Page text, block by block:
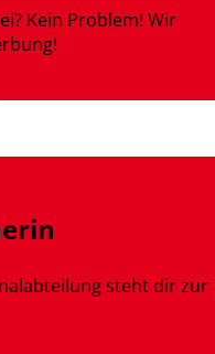
Kein Problem! Wir
steht dir zur